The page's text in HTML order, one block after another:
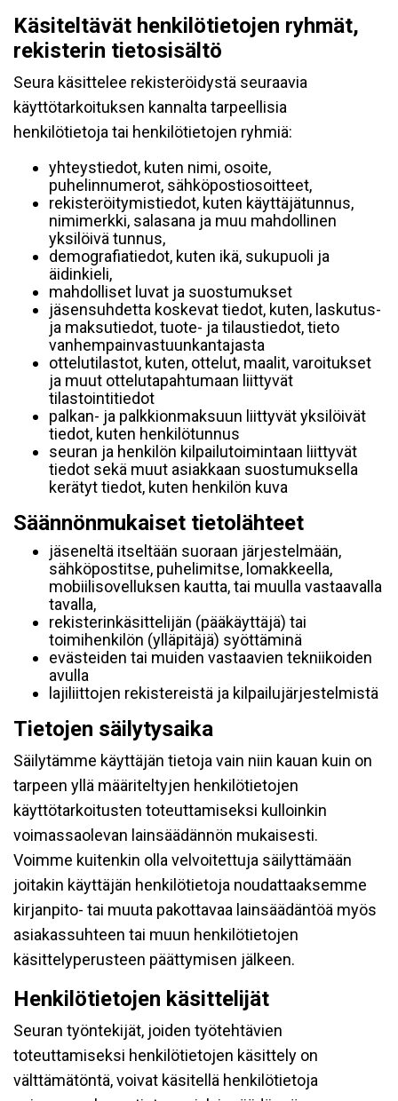
Käsiteltävät henkilötietojen ryhmät,
rekisterin tietosisältö
Seura käsittelee rekisteröidystä seuraavia
käyttötarkoituksen kannalta tarpeellisia
henkilötietoja tai henkilötietojen ryhmiä:
yhteystiedot, kuten nimi, osoite,
puhelinnumerot, sähköpostiosoitteet,
rekisteröitymistiedot, kuten käyttäjätunnus,
nimimerkki, salasana ja muu mahdollinen
yksilöivä tunnus,
demografiatiedot, kuten ikä, sukupuoli ja
äidinkieli,
mahdolliset luvat ja suostumukset
jäsensuhdetta koskevat tiedot, kuten, laskutus-
ja maksutiedot, tuote- ja tilaustiedot, tieto
vanhempainvastuunkantajasta
ottelutilastot, kuten, ottelut, maalit, varoitukset
ja muut ottelutapahtumaan liittyvät
tilastointitiedot
palkan- ja palkkionmaksuun liittyvät yksilöivät
tiedot, kuten henkilötunnus
seuran ja henkilön kilpailutoimintaan liittyvät
tiedot sekä muut asiakkaan suostumuksella
kerätyt tiedot, kuten henkilön kuva
Säännönmukaiset tietolähteet
jäseneltä itseltään suoraan järjestelmään,
sähköpostitse, puhelimitse, lomakkeella,
mobiilisovelluksen kautta, tai muulla vastaavalla
tavalla,
rekisterinkäsittelijän (pääkäyttäjä) tai
toimihenkilön (ylläpitäjä) syöttäminä
evästeiden tai muiden vastaavien tekniikoiden
avulla
lajiliittojen rekistereistä ja kilpailujärjestelmistä
Tietojen säilytysaika
Säilytämme käyttäjän tietoja vain niin kauan kuin on
tarpeen yllä määriteltyjen henkilötietojen
käyttötarkoitusten toteuttamiseksi kulloinkin
voimassaolevan lainsäädännön mukaisesti.
Voimme kuitenkin olla velvoitettuja säilyttämään
joitakin käyttäjän henkilötietoja noudattaaksemme
kirjanpito- tai muuta pakottavaa lainsäädäntöä myös
asiakassuhteen tai muun henkilötietojen
käsittelyperusteen päättymisen jälkeen.
Henkilötietojen käsittelijät
Seuran työntekijät, joiden työtehtävien
toteuttamiseksi henkilötietojen käsittely on
välttämätöntä, voivat käsitellä henkilötietoja